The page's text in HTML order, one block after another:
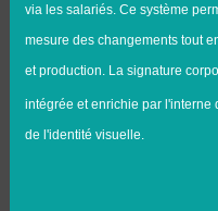
via les salariés. Ce système
mesure des changements tout
et production. La signature
intégrée et enrichie par l'interne
de l'identité visuelle.